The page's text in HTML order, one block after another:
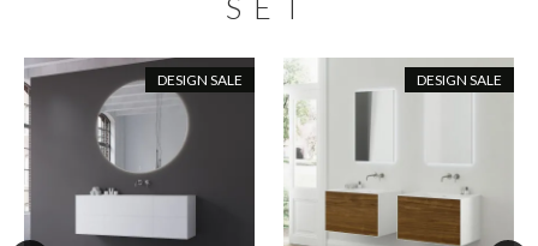
SET
DESIGN SALE DESIGN SALE